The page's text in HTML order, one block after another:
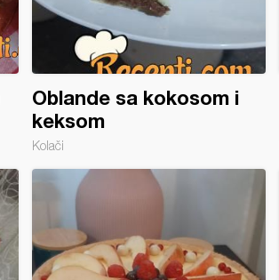
Oblande sa kokosom i
keksom
Kolači